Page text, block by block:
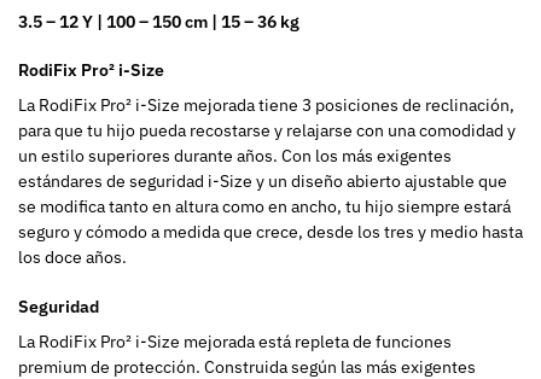
3.5 – 12 Y | 100 – 150 cm | 15 – 36 kg
RodiFix Pro² i-Size
La RodiFix Pro² i-Size mejorada tiene 3 posiciones de reclinación,
para que tu hijo pueda recostarse y relajarse con una comodidad y
un estilo superiores durante años. Con los más exigentes
estándares de seguridad i-Size y un diseño abierto ajustable que
se modifica tanto en altura como en ancho, tu hijo siempre estará
seguro y cómodo a medida que crece, desde los tres y medio hasta
los doce años.
Seguridad
La RodiFix Pro² i-Size mejorada está repleta de funciones
premium de protección. Construida según las más exigentes